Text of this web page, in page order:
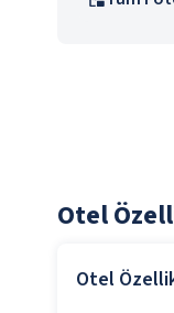
Otel
Otel